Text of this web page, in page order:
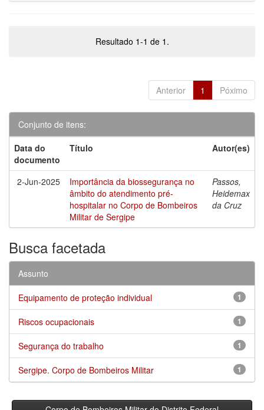
Resultado 1-1 de 1.
Anterior 1 Póximo
Conjunto de itens:
Data do
documento
Título Autor(es)
2-Jun-2025
Importância da biossegurança no
âmbito do atendimento pré-
hospitalar no Corpo de Bombeiros
Militar de Sergipe
Passos,
Heidemax
da Cruz
Busca facetada
Assunto
1
Equipamento de proteção individual
1
Riscos ocupacionais
1
Segurança do trabalho
1
Sergipe. Corpo de Bombeiros Militar